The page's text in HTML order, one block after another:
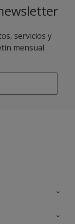
servicios y
mensual